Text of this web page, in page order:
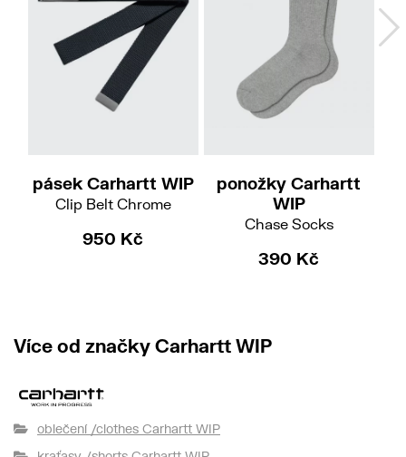
pásek Carhartt WIP
Clip Belt Chrome
950 Kč
ponožky Carhartt
WIP
Chase Socks
390 Kč
Více od značky Carhartt WIP
oblečení /clothes Carhartt WIP